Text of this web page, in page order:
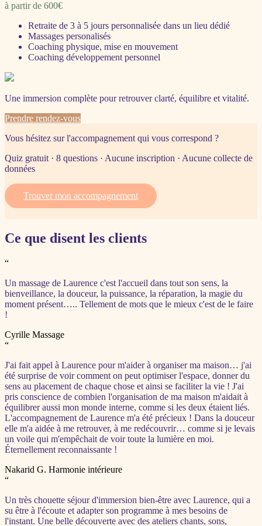
à partir de 600€
Retraite de 3 à 5 jours personnalisée dans un lieu dédié
Massages personalisés
Coaching physique, mise en mouvement
Coaching développement personnel
Une immersion complète pour retrouver clarté, équilibre et vitalité.
Prendre rendez-vous
Vous hésitez sur l'accompagnement qui vous correspond ?
Quiz gratuit · 8 questions · Aucune inscription · Aucune collecte de
données
Trouver mon accompagnement
Ce que disent les clients
“
Un massage de Laurence c'est l'accueil dans tout son sens, la
bienveillance, la douceur, la puissance, la réparation, la magie du
moment présent….. Tellement de mots que le mieux c'est de le faire
!
Cyrille Massage
“
J'ai fait appel à Laurence pour m'aider à organiser ma maison… j'ai
été surprise de voir comment on peut optimiser l'espace, donner du
sens au placement de chaque chose et ainsi se faciliter la vie ! J'ai
pris conscience de combien l'organisation de ma maison m'aidait à
équilibrer aussi mon monde interne, comme si les deux étaient liés.
L'accompagnement de Laurence m'a été précieux ! Dans la douceur
elle m'a aidée à me retrouver, à me redécouvrir… comme si je levais
un voile qui m'empêchait de voir toute la lumière en moi.
Éternellement reconnaissante !
Nakarid G. Harmonie intérieure
“
Un très chouette séjour d'immersion bien-être avec Laurence, qui a
su être à l'écoute et adapter son programme à mes besoins de
l'instant. Une belle découverte avec des ateliers chants, sons,